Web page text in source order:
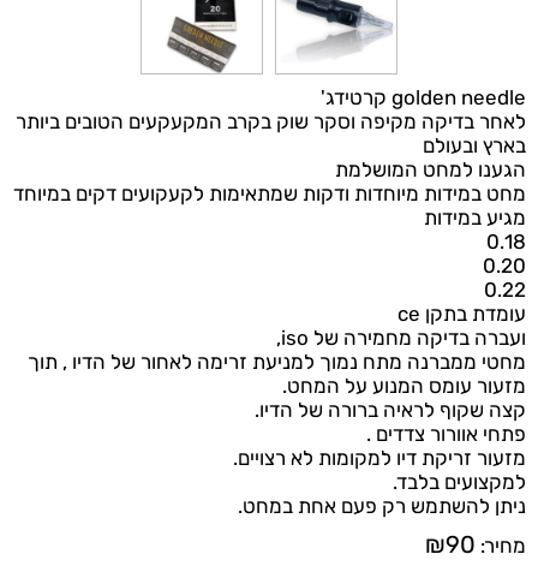
golden needle קרטידג'
לאחר בדיקה מקיפה וסקר שוק בקרב המקעקעים הטובים ביותר
בארץ ובעולם
הגענו למחט המושלמת
מחט במידות מיוחדות ודקות שמתאימות לקעקועים דקים במיוחד
מגיע במידות
0.18
0.20
0.22
עומדת בתקן ce
ועברה בדיקה מחמירה של iso,
מחטי ממברנה מתח נמוך למניעת זרימה לאחור של הדיו , תוך
מזעור עומס המנוע על המחט.
קצה שקוף לראיה ברורה של הדיו.
פתחי אוורור צדדים .
מזעור זריקת דיו למקומות לא רצויים.
למקצועים בלבד.
ניתן להשתמש רק פעם אחת במחט.
מחיר:
₪90